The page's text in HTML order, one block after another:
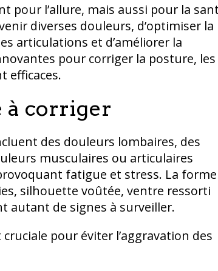
pour l’allure, mais aussi pour la
diverses douleurs, d’optimiser la
articulations et d’améliorer la
pour corriger la posture, les
efficaces.
à corriger
des douleurs lombaires, des
musculaires ou articulaires
fatigue et stress. La forme
silhouette voûtée, ventre ressorti
autant de signes à surveiller.
pour éviter l’aggravation des